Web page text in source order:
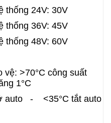
thống 24V: 30V
45V
60V
vệ: >70°C công suất
ng 1°C
auto - <35°C tắt auto